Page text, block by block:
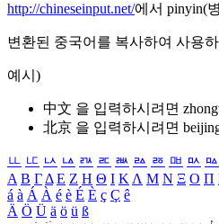
http://chineseinput.net/에서 pinyin(
변환된 중국어를 복사하여 사용
예시)
中文 을 입력하시려면
北京 을 입력하시려면
ㅥ ㅦ ㅧ ㅨ ㅩ ㅪ ㅫ ㅬ ㅭ ㅮ ㅯ ㅰ
Α Β ΓΔ Ε Ζ Η Θ Ι ΚΛ Μ Ν Ξ Ο Π
á à Á À é è É È ç Ç ê
Ä Ö Ü ä ö ü ß